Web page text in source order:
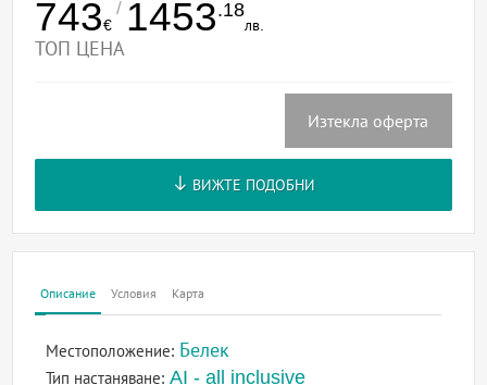
743€
/ 1453.18
лв.
ТОП ЦЕНА
Изтекла оферта
ВИЖТЕ ПОДОБНИ
Описание Условия Карта
Местоположение: Белек
Тип настаняване:AI - all inclusive